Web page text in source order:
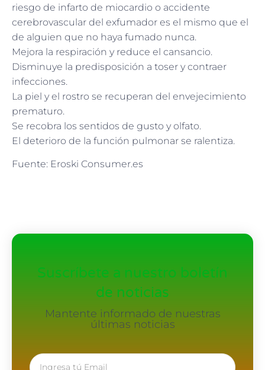
riesgo de infarto de miocardio o accidente
cerebrovascular del exfumador es el mismo que el
de alguien que no haya fumado nunca.
Mejora la respiración y reduce el cansancio.
Disminuye la predisposición a toser y contraer
infecciones.
La piel y el rostro se recuperan del envejecimiento
prematuro.
Se recobra los sentidos de gusto y olfato.
El deterioro de la función pulmonar se ralentiza.
Fuente: Eroski Consumer.es
Suscríbete a nuestro boletín
de noticias
Mantente informado de nuestras
últimas noticias